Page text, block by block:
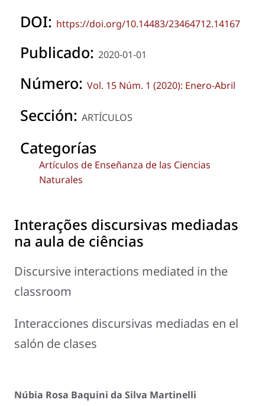
DOI: https://doi.org/10.14483/23464712.14167
Publicado: 2020-01-01
Número: Vol. 15 Núm. 1 (2020): Enero-Abril
Sección: ARTÍCULOS
Categorías
Artículos de Enseñanza de las Ciencias
Naturales
Interações discursivas mediadas
na aula de ciências
Discursive interactions mediated in the
classroom
Interacciones discursivas mediadas en el
salón de clases
Núbia Rosa Baquini da Silva Martinelli